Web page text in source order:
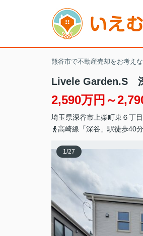
熊谷市で不動産売却をお考え
Livele Garden.S
2,590万円～
埼玉県深谷市 上柴町東 ６丁
高崎線「深谷」駅徒歩40分
1/27